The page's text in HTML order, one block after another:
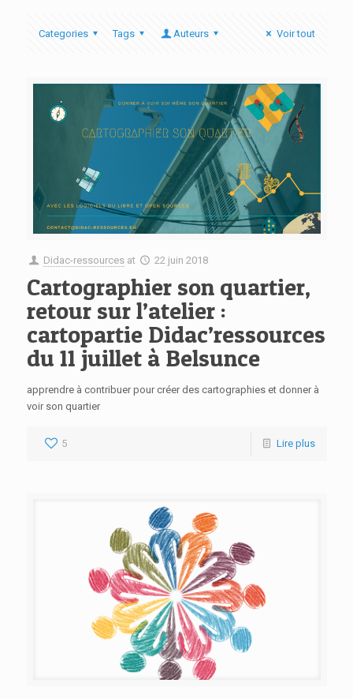
Categories Tags Auteurs Voir tout
Didac-ressources at 22 juin 2018
Cartographier son quartier,
retour sur l’atelier :
cartopartie Didac’ressources
du 11 juillet à Belsunce
apprendre à contribuer pour créer des cartographies et donner à
voir son quartier
5 Lire plus